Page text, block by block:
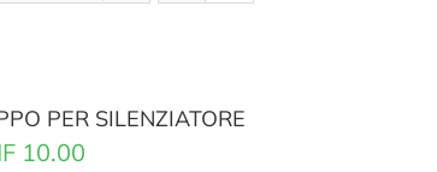
PER SILENZIATORE
10.00